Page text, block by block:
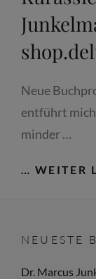
Neue
entführt
minder …
… WEITER
NEUESTE
Dr. Marcus